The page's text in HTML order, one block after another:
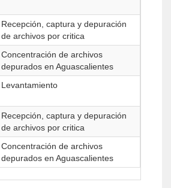
Recepción, captura y depuración
de archivos por critica
Concentración de archivos
depurados en Aguascalientes
Levantamiento
Recepción, captura y depuración
de archivos por critica
Concentración de archivos
depurados en Aguascalientes